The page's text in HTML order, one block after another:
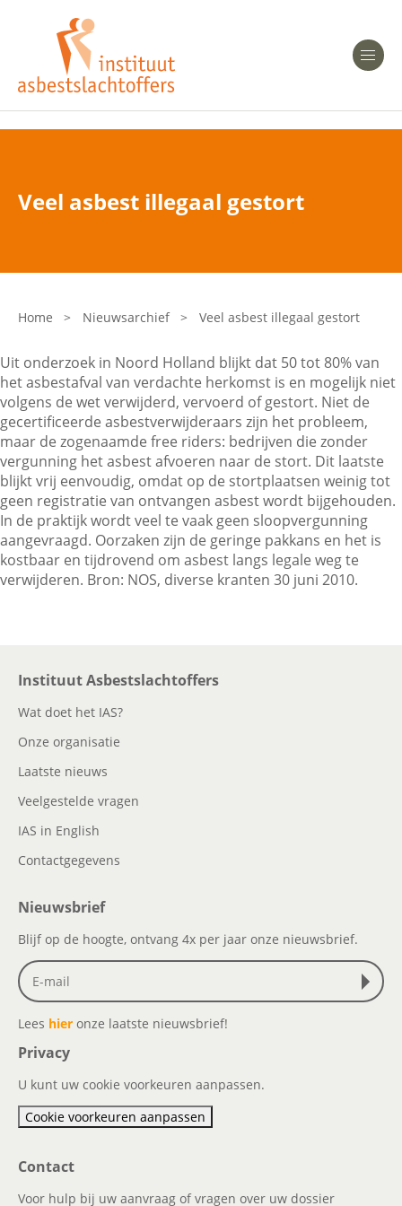
Heeft u Mesothelioom?
Heeft u Asbestose?
Bent u arts?
Asbest en Gezondheid
Laatste nieuws
Veelgestelde vragen
Contactgegevens
Zoeken
Veel asbest illegaal gestort
Home > Nieuwsarchief > Veel asbest illegaal gestort
Uit onderzoek in Noord Holland blijkt dat 50 tot 80% van
het asbestafval van verdachte herkomst is en mogelijk niet
volgens de wet verwijderd, vervoerd of gestort. Niet de
gecertificeerde asbestverwijderaars zijn het probleem,
maar de zogenaamde free riders: bedrijven die zonder
vergunning het asbest afvoeren naar de stort. Dit laatste
blijkt vrij eenvoudig, omdat op de stortplaatsen weinig tot
geen registratie van ontvangen asbest wordt bijgehouden.
In de praktijk wordt veel te vaak geen sloopvergunning
aangevraagd. Oorzaken zijn de geringe pakkans en het is
kostbaar en tijdrovend om asbest langs legale weg te
verwijderen. Bron: NOS, diverse kranten 30 juni 2010.
Instituut Asbestslachtoffers
Wat doet het IAS?
Onze organisatie
Laatste nieuws
Veelgestelde vragen
IAS in English
Contactgegevens
Nieuwsbrief
Blijf op de hoogte, ontvang 4x per jaar onze nieuwsbrief.
Lees hier onze laatste nieuwsbrief!
Privacy
U kunt uw cookie voorkeuren aanpassen.
Cookie voorkeuren aanpassen
Contact
Voor hulp bij uw aanvraag of vragen over uw dossier